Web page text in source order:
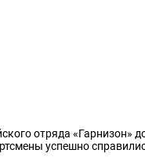
отряда «Гарнизон»
успешно